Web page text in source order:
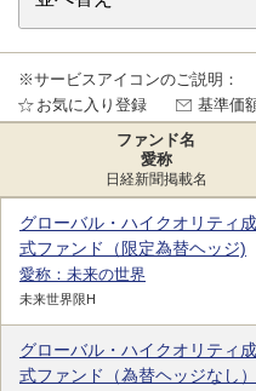
※サービスアイコンのご説明：
お気に入り登録
基準価
ファンド名
愛称
日経新聞掲載名
グローバル・ハイクオリティ
式ファンド（限定為替ヘッジ)
愛称：未来の世界
未来世界限H
グローバル・ハイクオリティ
式ファンド（為替ヘッジなし）